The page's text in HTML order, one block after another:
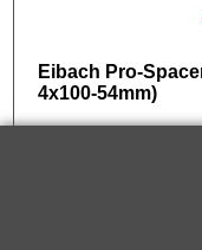
Eibach Pro-
4x100-54mm)